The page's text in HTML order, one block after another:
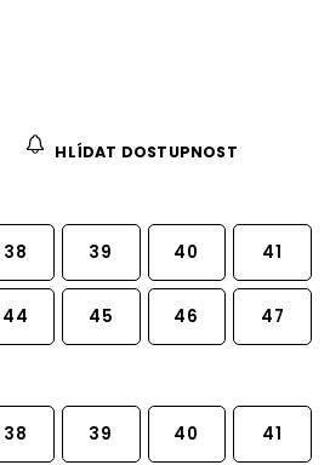
HLÍDAT DOSTUPNOST
38 39 40 41
44 45 46 47
38 39 40 41